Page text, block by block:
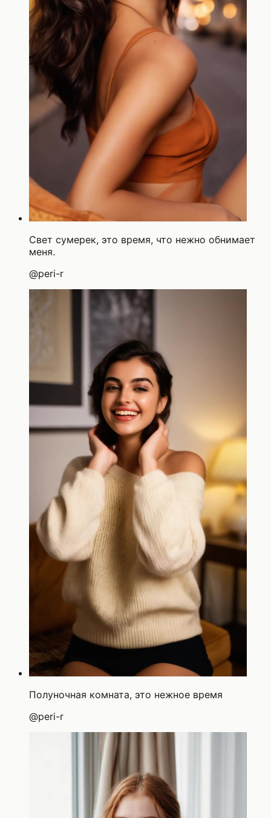
Свет сумерек, это время, что нежно обнимает
меня.
@peri-r
Полуночная комната, это нежное время
@peri-r